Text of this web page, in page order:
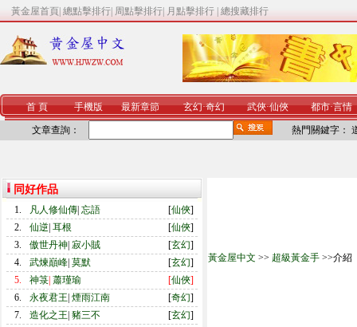
黃金屋首頁 總點擊排行 周點擊排行 月點擊排行 總搜藏排行
首 頁 手機版 最新章節 玄幻·奇幻 武俠·仙俠 都市·言情
文章查詢： 熱門關鍵字：
同好作品
1. 凡人修仙傳 忘語 [仙俠]
2.
仙逆 耳根 [仙俠]
3.
傲世丹神 寂小賊 [玄幻]
4.
武煉巔峰 莫默 [玄幻]
5.
神箓 蕭瑾瑜 [仙俠]
6.
永夜君王 煙雨江南 [奇幻]
7.
造化之王 豬三不 [玄幻]
黃金屋中文 >> 超級黃金手 >>介紹